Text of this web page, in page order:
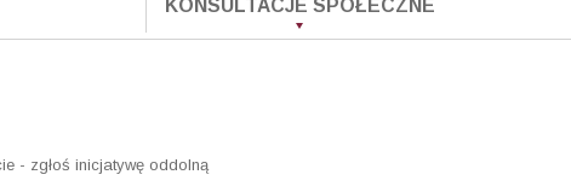
KONSULTACJE SPOŁECZNE
- zgłoś inicjatywę oddolną